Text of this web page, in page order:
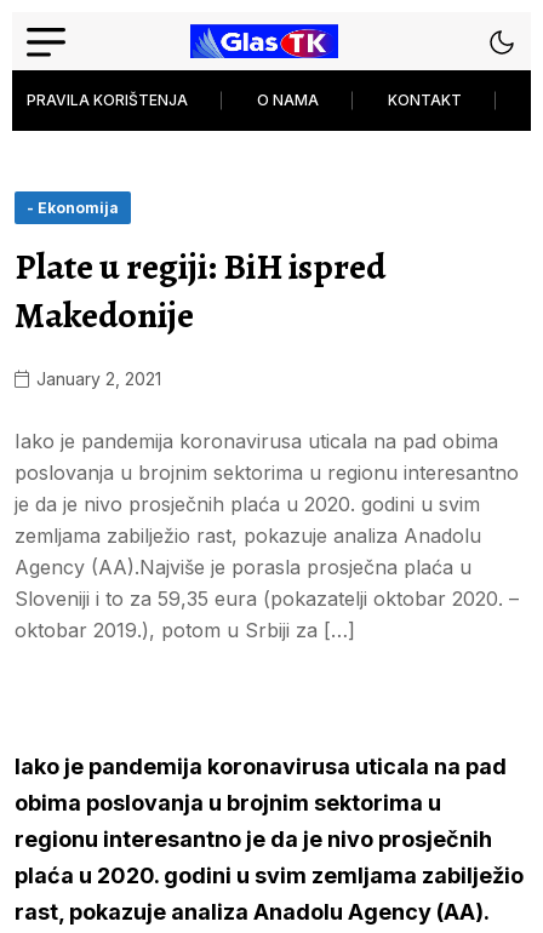
PRAVILA KORIŠTENJA O NAMA KONTAKT
- Ekonomija
Plate u regiji: BiH ispred
Makedonije
January 2, 2021
Iako je pandemija koronavirusa uticala na pad obima
poslovanja u brojnim sektorima u regionu interesantno
je da je nivo prosječnih plaća u 2020. godini u svim
zemljama zabilježio rast, pokazuje analiza Anadolu
Agency (AA).Najviše je porasla prosječna plaća u
Sloveniji i to za 59,35 eura (pokazatelji oktobar 2020. –
oktobar 2019.), potom u Srbiji za […]
Iako je pandemija koronavirusa uticala na pad
obima poslovanja u brojnim sektorima u
regionu interesantno je da je nivo prosječnih
plaća u 2020. godini u svim zemljama zabilježio
rast, pokazuje analiza Anadolu Agency (AA).